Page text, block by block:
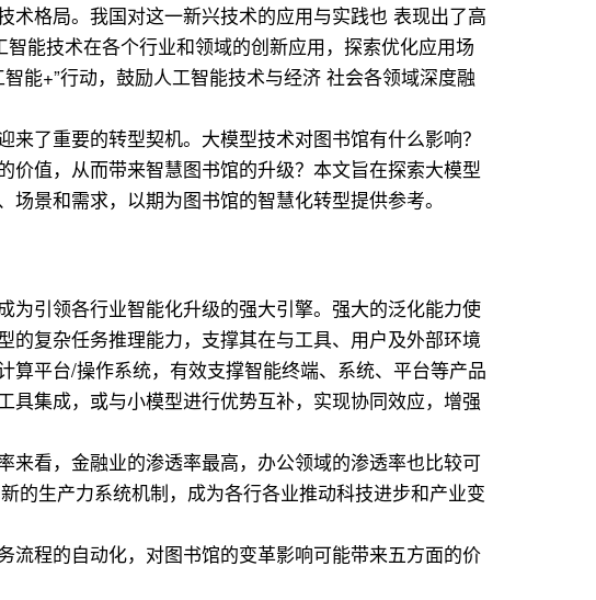
格局。我国对这一新兴技术的应用与实践也 表现出了高
能技术在各个行业和领域的创新应用，探索优化应用场
能+”行动，鼓励人工智能技术与经济 社会各领域深度融
了重要的转型契机。大模型技术对图书馆有什么影响？
值，从而带来智慧图书馆的升级？本文旨在探索大模型
景和需求，以期为图书馆的智慧化转型提供参考。
引领各行业智能化升级的强大引擎。强大的泛化能力使
复杂任务推理能力，支撑其在与工具、用户及外部环境
平台/操作系统，有效支撑智能终端、系统、平台等产品
集成，或与小模型进行优势互补，实现协同效应，增强
来看，金融业的渗透率最高，办公领域的渗透率也比较可
的生产力系统机制，成为各行各业推动科技进步和产业变
程的自动化，对图书馆的变革影响可能带来五方面的价